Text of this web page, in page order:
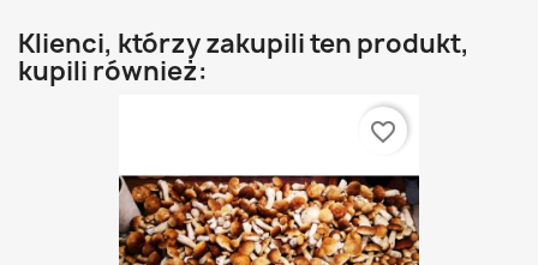
Klienci, którzy zakupili ten produkt,
kupili również:
favorite_border